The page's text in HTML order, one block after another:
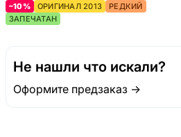
–10% ОРИГИНАЛ 2013
РЕДКИЙ
ЗАПЕЧАТАН
Не нашли что искали?
Оформите предзаказ →